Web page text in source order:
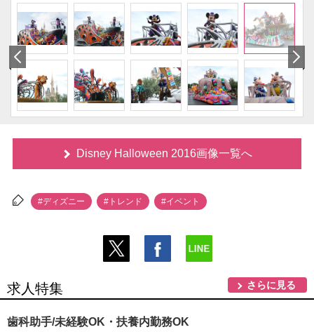
Disney Halloween 2016画像一覧へ
#ディズニー #トレンド #イベント
求人特集 さらに見る
歯科助手/未経験OK・扶養内勤務OK